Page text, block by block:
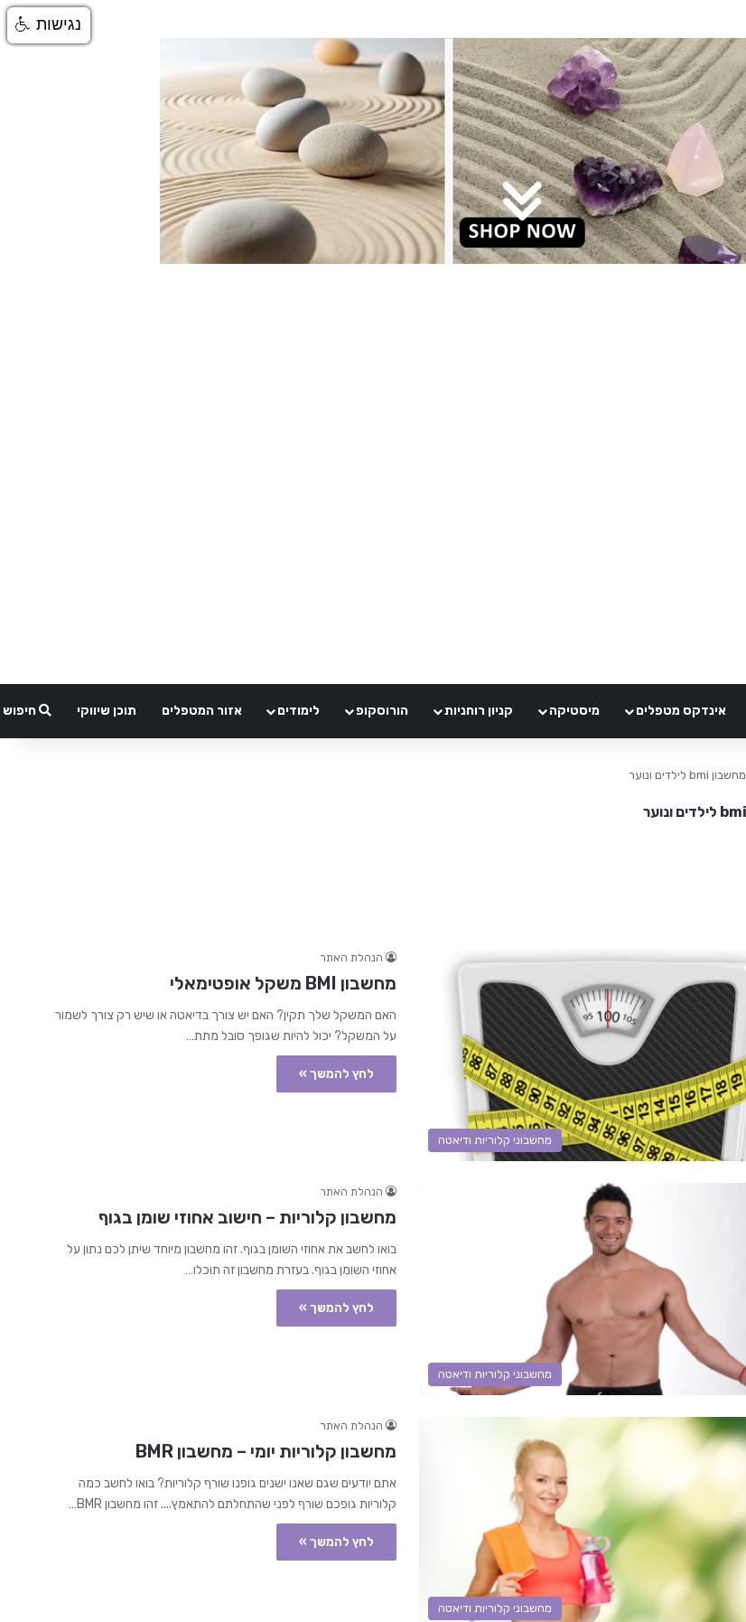
אינדקס מטפלים מיסטיקה קניון רוחניות הורוסקופ לימודים אזור המטפלים תוכן שיווקי חיפוש
מחשבון bmi לילדים ונוער
מחשבוני קלוריות ודיאטה
הנהלת האתר
מחשבון BMI משקל אופטימאלי
האם המשקל שלך תקין? האם יש צורך בדיאטה או שיש רק צורך לשמור
על המשקל? יכול להיות שגופך סובל מתת…
לחץ להמשך »
מחשבוני קלוריות ודיאטה
הנהלת האתר
מחשבון קלוריות – חישוב אחוזי שומן בגוף
בואו לחשב את אחוזי השומן בגוף. זהו מחשבון מיוחד שיתן לכם נתון על
אחוזי השומן בגוף. בעזרת מחשבון זה תוכלו…
לחץ להמשך »
מחשבוני קלוריות ודיאטה
הנהלת האתר
מחשבון קלוריות יומי – מחשבון BMR
אתם יודעים שגם שאנו ישנים גופנו שורף קלוריות? בואו לחשב כמה
קלוריות גופכם שורף לפני שהתחלתם להתאמץ.... זהו מחשבון BMR…
לחץ להמשך »
נגישות